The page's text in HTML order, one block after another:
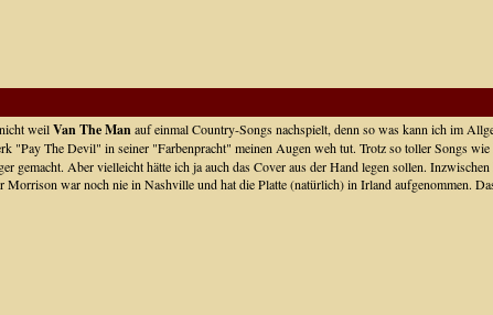
weilVan The Manauf einmal Country-Songs nachspielt, denn so was kann ich im
"Pay The Devil" in seiner "Farbenpracht" meinen Augen weh tut. Trotz so toller Songs wie
gemacht. Aber vielleicht hätte ich ja auch das Cover aus der Hand legen sollen.
Morrison war noch nie in Nashville und hat die Platte (natürlich) in Irland aufgenommen.